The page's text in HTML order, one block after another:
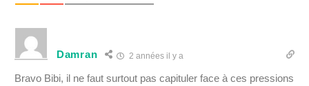
Damran 2 années il y a
Bravo Bibi, il ne faut surtout pas capituler face à ces pressions